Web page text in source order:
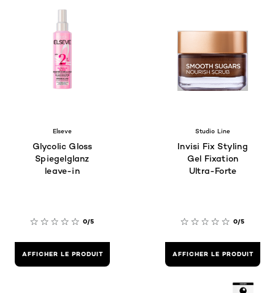
Elseve
Glycolic Gloss
Spiegelglanz
leave-in
0/5
AFFICHER LE PRODUIT
Studio Line
Invisi Fix Styling
Gel Fixation
Ultra-Forte
0/5
AFFICHER LE PRODUIT